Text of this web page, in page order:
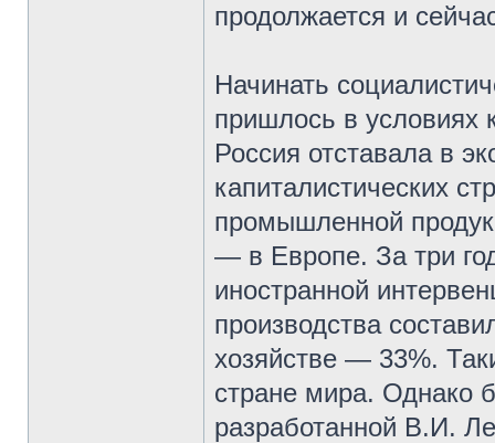
продолжается и
Начинать
пришлось в условиях
Россия отставала в
капиталистических
промышленной
— в Европе. За три
иностранной
производства
хозяйстве — 33%.
стране мира. Однако
разработанной В.И.